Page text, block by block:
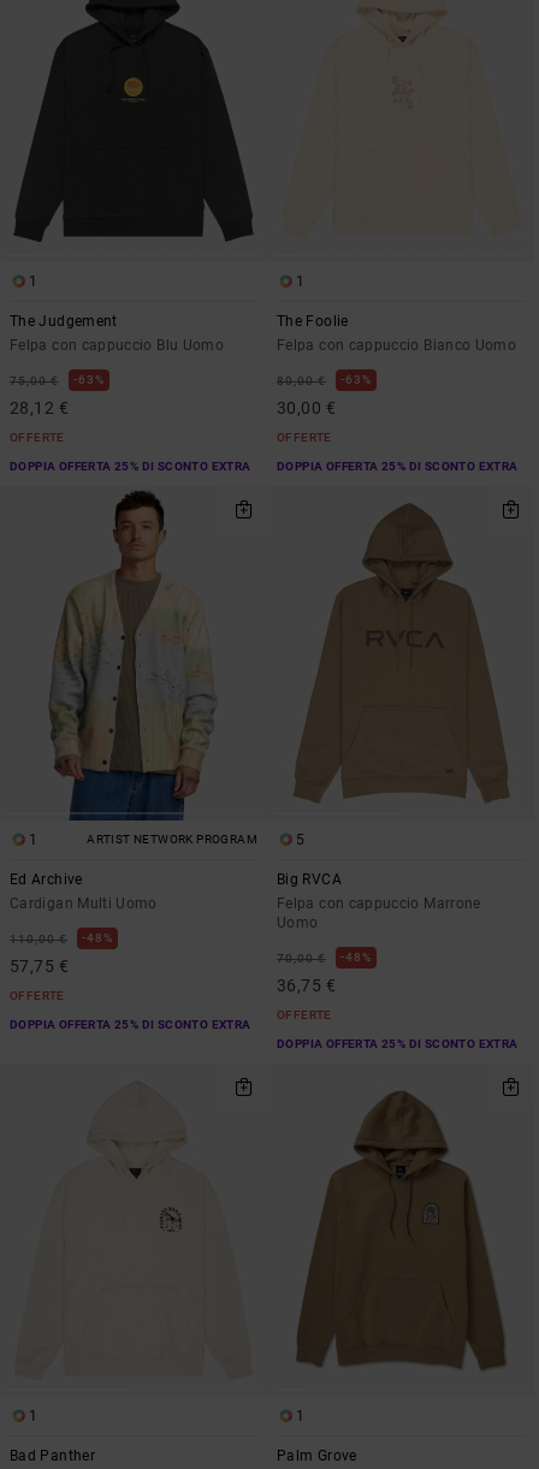
1
The Judgement
Felpa con cappuccio Blu Uomo
75,00 € 63%
28,12 €
OFFERTE
DOPPIA OFFERTA 25% DI SCONTO EXTRA
1
The Foolie
Felpa con cappuccio Bianco Uomo
80,00 € 63%
30,00 €
OFFERTE
DOPPIA OFFERTA 25% DI SCONTO EXTRA
1 ARTIST NETWORK PROGRAM
Ed Archive
Cardigan Multi Uomo
110,00 € 48%
57,75 €
OFFERTE
DOPPIA OFFERTA 25% DI SCONTO EXTRA
5
Big RVCA
Felpa con cappuccio Marrone
Uomo
70,00 € 48%
36,75 €
OFFERTE
DOPPIA OFFERTA 25% DI SCONTO EXTRA
1
Bad Panther
1
Palm Grove